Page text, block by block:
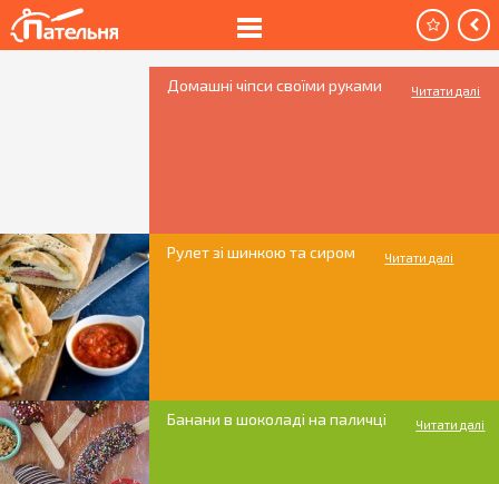
Домашні чіпси своїми руками Читати далі
Рулет зі шинкою та сиром Читати далі
Банани в шоколаді на паличці Читати далі